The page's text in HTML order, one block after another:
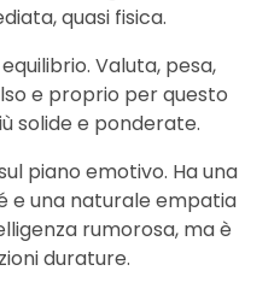
quasi fisica.
Valuta, pesa,
e proprio per questo
solide e ponderate.
piano emotivo. Ha una
e una naturale empatia
rumorosa, ma è
durature.